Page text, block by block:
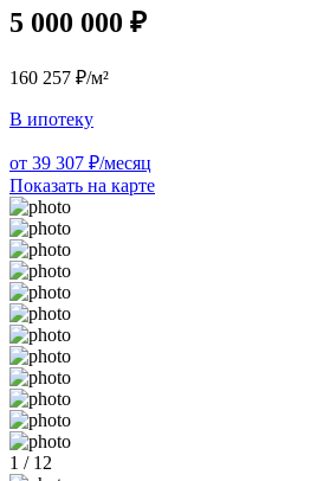
5 000 000 ₽
160 257 ₽/м²
В ипотеку
от 39 307 ₽/месяц
Показать на карте
1 / 12